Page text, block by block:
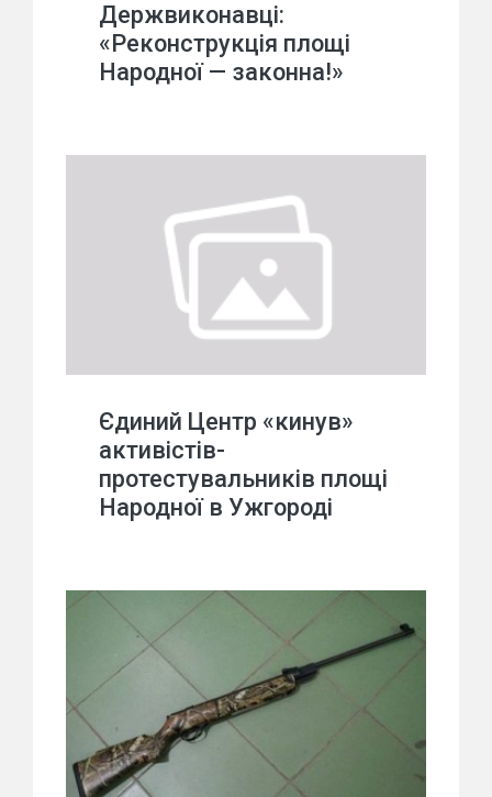
Держвиконавці:
«Реконструкція площі
Народної — законна!»
Єдиний Центр «кинув»
активістів-
протестувальників площі
Народної в Ужгороді